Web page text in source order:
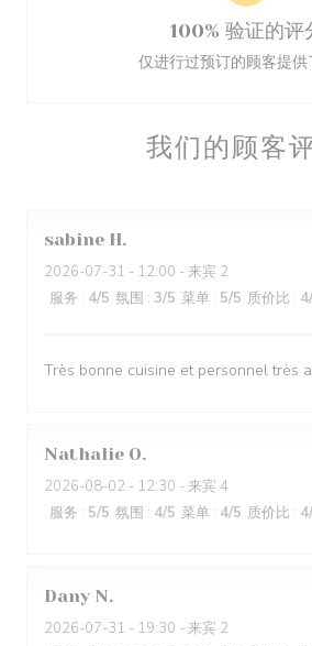
我们的顾客
sabine H
2026-07-31 - 12:00 - 来宾 2
服务 : 4/5 氛围 : 3/5 菜单 : 5/5 质价比 : 4
Très bonne cuisine et personnel très
Nathalie O
2026-08-02 - 12:30 - 来宾 4
服务 : 5/5 氛围 : 4/5 菜单 : 4/5 质价比 : 4
Dany N
2026-07-31 - 19:30 - 来宾 2
100% 验证的评
仅进行过预订的顾客提供